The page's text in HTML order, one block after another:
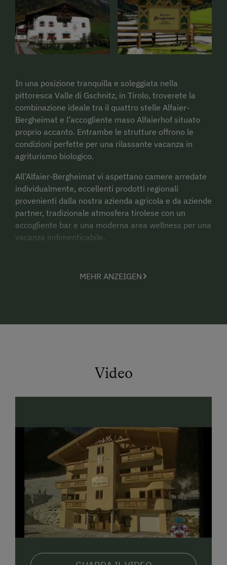
In una posizione tranquilla e soleggiata nella
pittoresca Valle di Gschnitz, in Tirolo, troverete la
combinazione ideale tra il quattro stelle Alfaier-
Bergheimat e l’accogliente maso Alfaierhof situato
proprio accanto. Entrambe le strutture offrono le
condizioni perfette per una rilassante vacanza in
agriturismo biologico.
All’Alfaier-Bergheimat vi aspettano camere arredate
individualmente, eccellenti prodotti regionali
provenienti dalla nostra azienda agricola e da aziende
partner, tradizionale atmosfera tirolese con un
accogliente bar e una moderna area wellness per una
vacanza indimenticabile.
tradizionale, le cui origini risalgono a oltre 700 anni
attendono numerose possibilità per escursioni e
felici tutti gli amanti della natura.
Per una maggiore flessibilità, presso la nostra
due ruote. Da poco offriamo inoltre piazzole per
camper immerse nella tranquillità della natura.
E a proposito! Elfi e creature misteriose che abitano
da sempre la Valle di Gschnitz hanno lasciato qui le
loro tracce e garantiscono sonni tranquilli nella
nostra suite König Elbengast, negli appartamenti
Morgentau e Bergkristall e nelle camere Goldkappl,
Tarnkappl, Kasermandl e Huetermadl.
MEHR ANZEIGEN
Video